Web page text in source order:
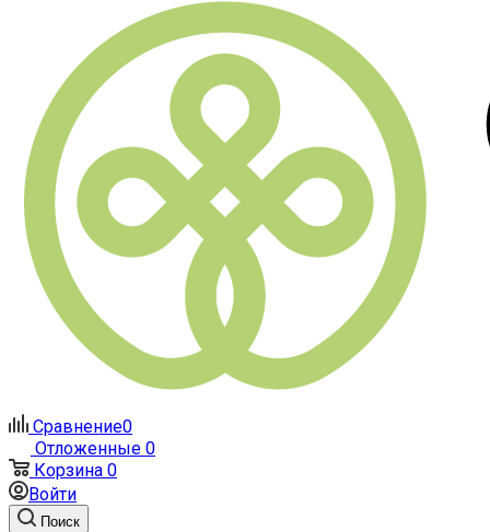
Сравнение0
Отложенные 0
Корзина 0
Войти
Поиск